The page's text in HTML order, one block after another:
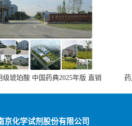
级琥珀酸 中国药典2025年版 直销
京化学试剂股份有限公司